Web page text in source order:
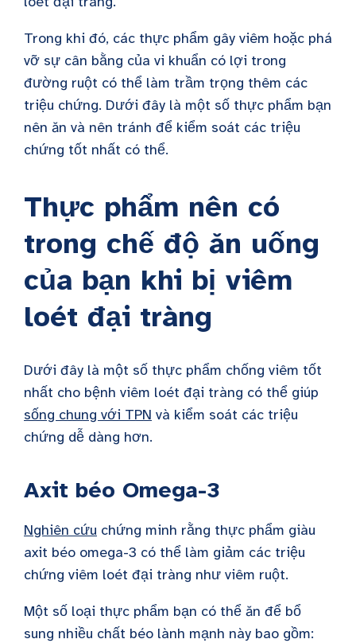
Trong khi đó, các thực phẩm gây viêm hoặc phá
vỡ sự cân bằng của vi khuẩn có lợi trong
đường ruột có thể làm trầm trọng thêm các
triệu chứng. Dưới đây là một số thực phẩm bạn
nên ăn và nên tránh để kiểm soát các triệu
chứng tốt nhất có thể.
Thực phẩm nên có
trong chế độ ăn uống
của bạn khi bị viêm
loét đại tràng
Dưới đây là một số thực phẩm chống viêm tốt
nhất cho bệnh viêm loét đại tràng có thể giúp
sống chung với TPN và kiểm soát các triệu
chứng dễ dàng hơn.
Axit béo Omega-3
Nghiên cứu chứng minh rằng thực phẩm giàu
axit béo omega-3 có thể làm giảm các triệu
chứng viêm loét đại tràng như viêm ruột.
Một số loại thực phẩm bạn có thể ăn để bổ
sung nhiều chất béo lành mạnh này bao gồm: